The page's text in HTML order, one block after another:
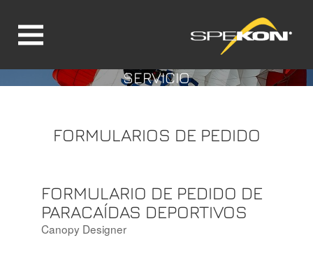
Jump directly to main navigation
Jump directly to content SERVICIO
FORMULARIOS DE PEDIDO
FORMULARIO DE PEDIDO DE
PARACAÍDAS DEPORTIVOS
Canopy Designer